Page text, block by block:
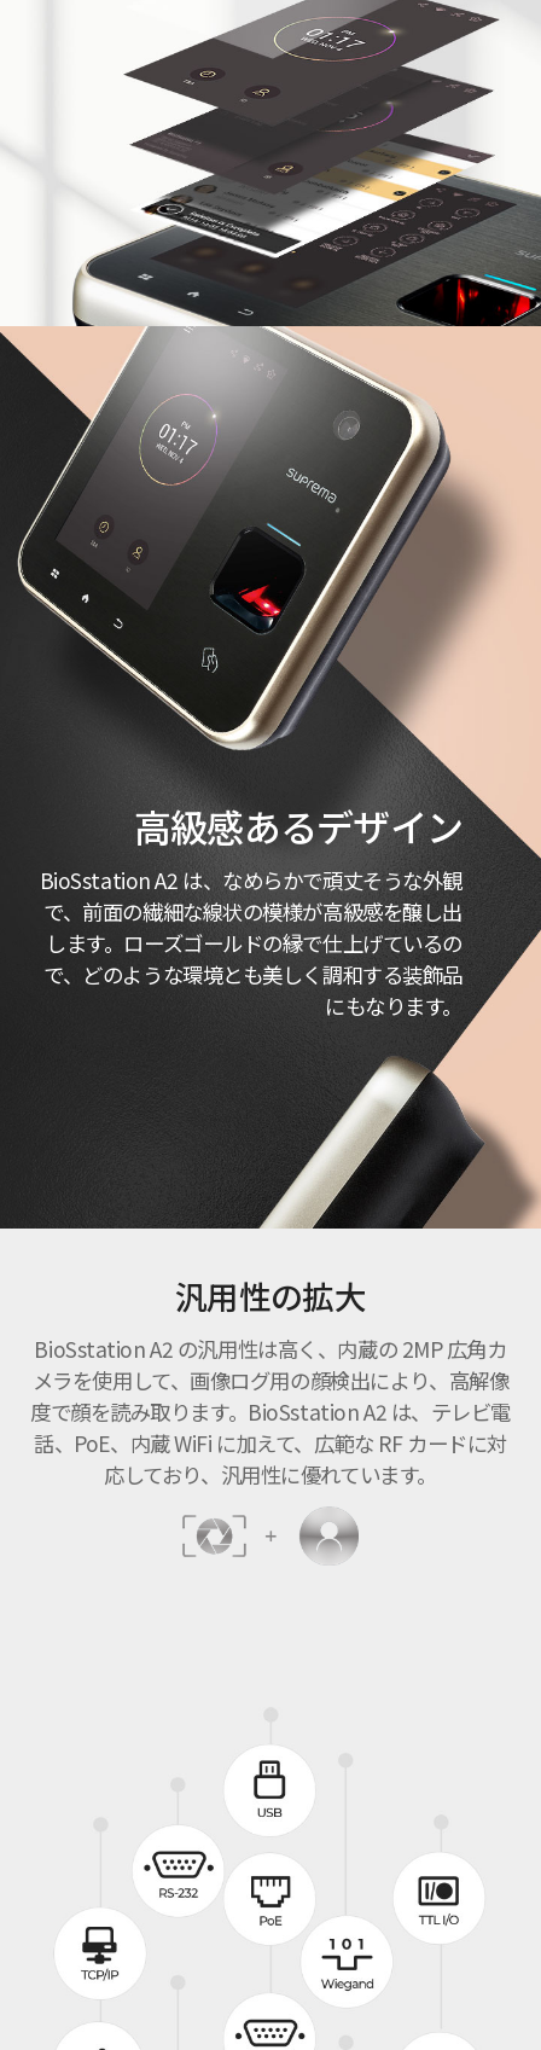
高級感あるデザイン
BioSstation A2 は、なめらかで頑丈そうな外観
で、前面の繊細な線状の模様が高級感を醸し出
します。ローズゴールドの縁で仕上げているの
で、どのような環境とも美しく調和する装飾品
にもなります。
汎用性の拡大
BioSstation A2 の汎用性は高く、内蔵の 2MP 広角カ
メラを使用して、画像ログ用の顔検出により、高解像
度で顔を読み取ります。BioSstation A2 は、テレビ電
話、PoE、内蔵 WiFi に加えて、広範な RF カードに対
応しており、汎用性に優れています。